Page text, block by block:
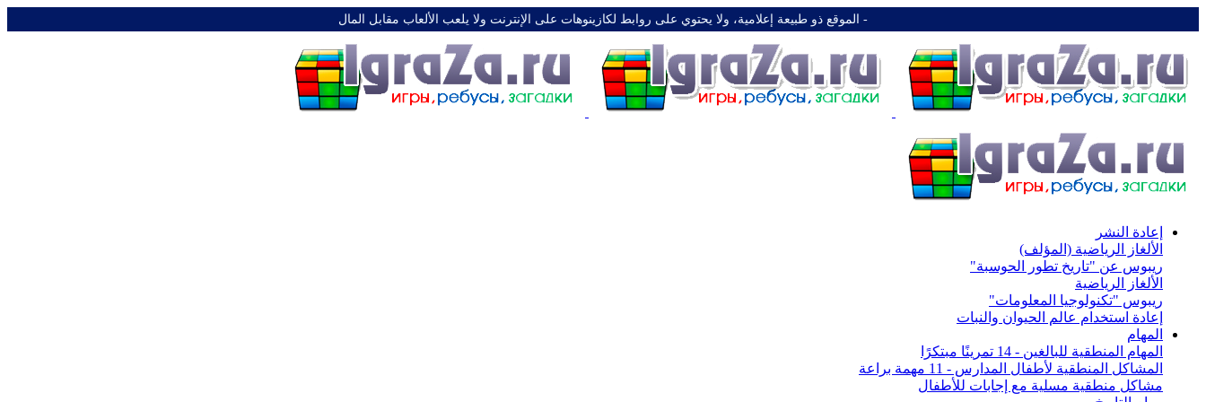
-️ الموقع ذو طبيعة إعلامية، ولا يحتوي على روابط لكازينوهات على الإنترنت ولا يلعب الألعاب مقابل المال
إعادة النشر
الألغاز الرياضية (المؤلف)
ريبوس عن "تاريخ تطور الحوسبة"
الألغاز الرياضية
ريبوس "تكنولوجيا المعلومات"
إعادة استخدام عالم الحيوان والنبات
المهام
المهام المنطقية للبالغين - 14 تمرينًا مبتكرًا
المشاكل المنطقية لأطفال المدارس - 11 مهمة براعة
مشاكل منطقية مسلية مع إجابات للأطفال